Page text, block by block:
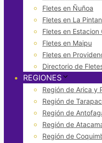
Fletes en Ñuñoa
Fletes en La
Fletes en Estacion
Fletes en Maipu
Fletes en
Directorio de
REGIONES
Región de Arica y
Región de
Región de
Región de
Región de